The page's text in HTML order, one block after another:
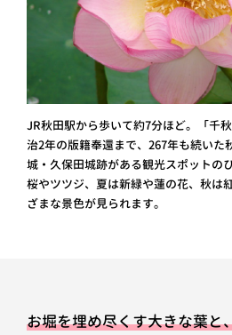
JR秋田駅から歩いて約7分ほど。「千
治2年の版籍奉還まで、267年も続いた
城・久保田城跡がある観光スポットの
桜やツツジ、夏は新緑や蓮の花、秋は
ざまな景色が見られます。
お堀を埋め尽くす大きな葉と